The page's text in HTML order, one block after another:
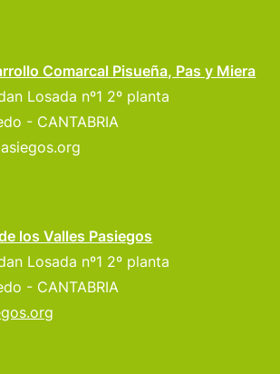
Comarcal Pisueña, Pas y Miera
Losada nº1 2º planta
- CANTABRIA
los Valles Pasiegos
Losada nº1 2º planta
- CANTABRIA